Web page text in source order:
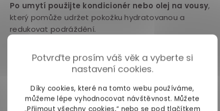
Potvrďte prosím váš věk a vyberte si
nastavení cookies.
Díky cookies, které na tomto webu používáme,
můžeme lépe vyhodnocovat návštěvnost. Můžete
„Přijmout všechny cookies,“ nebo se pod tlačítkem
Po umytí použijte kondicionér nebo olej na vousy,
který pomůže udržet pokožku hydratovanou a
redukovat podráždění.
produktů, případně volte jejich přírodní varianty.
Příliš časté používání vlasových gelů, vosků nebo
sprejů na vousy může dráždit pokožku.